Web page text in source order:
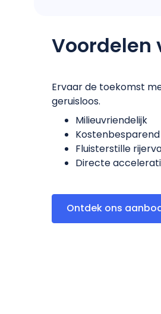
Voordelen
Ervaar de toekomst
geruisloos.
Milieuvriendelijk
Kostenbesparend
Fluisterstille
Directe
Ontdek ons